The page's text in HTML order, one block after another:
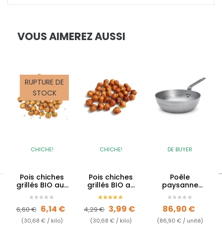
VOUS AIMEREZ AUSSI
RUPTURE DE
STOCK
CHICHE!
Pois chiches
grillés BIO aux
Herbes de
Provence en
vrac
Prix de base
6,60 € Prix
6,14 €
(30,68 € / kilo)
CHICHE!
Pois chiches
grillés BIO au
curry en vrac
Prix de base
4,29 € Prix
3,99 €
(30,68 € / kilo)
DE BUYER
Poêle
paysanne
Minéral B en
acier
Prix
86,90 €
(86,90 € / unité)